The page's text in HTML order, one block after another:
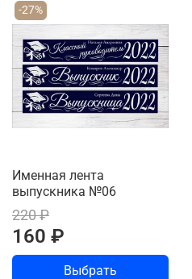
-27%
Именная лента
выпускника №06
220 ₽
160 ₽
Выбрать